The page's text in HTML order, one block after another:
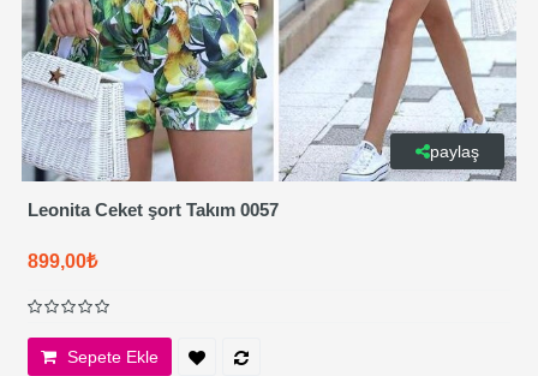
paylaş
Leonita Ceket şort Takım 0057
899,00₺
Sepete Ekle